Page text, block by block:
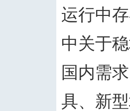
运行中
中关于
国内需
具、新